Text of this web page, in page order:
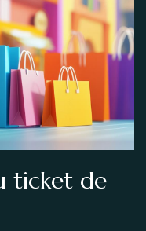
ticket de